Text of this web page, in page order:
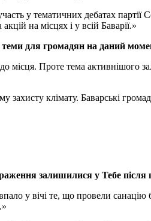
у тематичних дебатах партії
на місцях і у всій Баварії.»
теми для громадян на даний
мiсця. Проте тема активнішого
захисту клімату. Баварські
залишилися у Тебе після
у вічі те, що провели санацію